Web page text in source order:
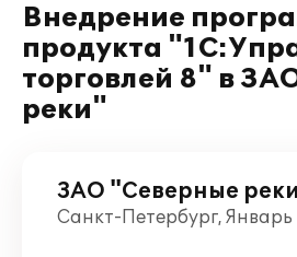
Внедрение
продукта
торговлей 8" в
реки"
ЗАО "Северные
Санкт-Петербург,